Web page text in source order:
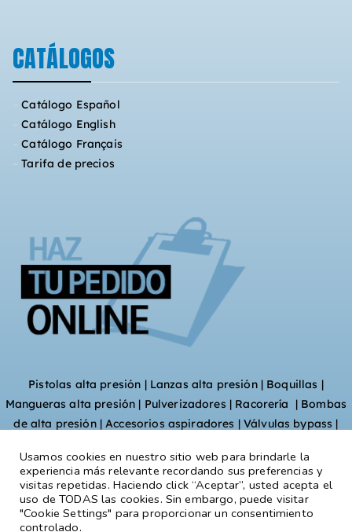
CATÁLOGOS
–Catálogo Español
–Catálogo English
–Catálogo Français
–Tarifa de precios
Pistolas alta presión | Lanzas alta presión| Boquillas |
Mangueras alta presión | Pulverizadores | Racorería | Bombas
de alta presión|Accesorios aspiradores | Válvulas bypass |
Limpieza tuberías
Copyright © 2026
Usamos cookies en nuestro sitio web para brindarle la
experiencia más relevante recordando sus preferencias y
visitas repetidas. Haciendo click “Aceptar”, usted acepta el
uso de TODAS las cookies. Sin embargo, puede visitar
"Cookie Settings" para proporcionar un consentimiento
controlado.